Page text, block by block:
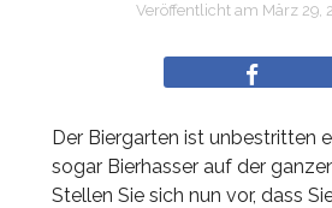
Veröffentlicht am März 29,
Der Biergarten ist unbestritten
sogar Bierhasser auf der
Stellen Sie sich nun vor, dass